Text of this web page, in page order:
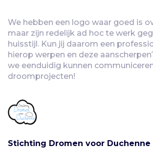
We hebben een logo waar goed is
maar zijn redelijk ad hoc te werk
huisstijl. Kun jij daarom een
hierop werpen en deze
we eenduidig kunnen
droomprojecten!
Stichting Dromen voor Duchenne